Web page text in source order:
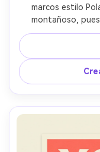
marcos estilo
montañoso,
anochecer, cada
diminutos, línea
título audaz en el
en estilo
composición